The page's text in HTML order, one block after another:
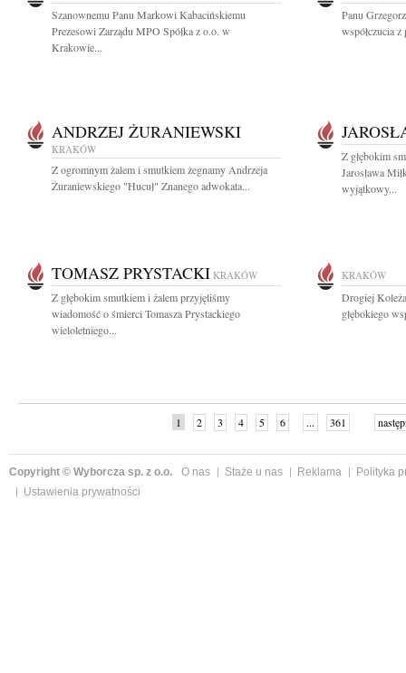
Szanownemu Panu Markowi Kabacińskiemu
Prezesowi Zarządu MPO Spółka z o.o. w
Krakowie...
Panu
współczucia
ANDRZEJ ŻURANIEWSKI
KRAKÓW
Z ogromnym żalem i smutkiem żegnamy Andrzeja
Żuraniewskiego "Hucuł" Znanego adwokata...
Z głębokim
Jarosława
wyjątkowy...
TOMASZ PRYSTACKI KRAKÓW
Z głębokim smutkiem i żalem przyjęliśmy
wiadomość o śmierci Tomasza Prystackiego
wieloletniego...
KRAKÓW
Drogiej
głębokiego
1 2 3 4 5 6 ... 361
Copyright © Wyborcza sp. z o.o. O nas Staże u nas Reklama
Polityka
Ustawienia prywatności